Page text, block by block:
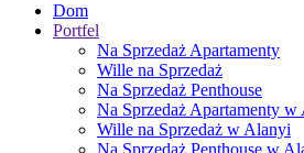
Dom
Portfel
Na Sprzedaż Apartamenty
Wille na Sprzedaż
Na Sprzedaż Penthouse
Na Sprzedaż Apartamenty w
Wille na Sprzedaż w Alanyi
Na Sprzedaż Penthouse w